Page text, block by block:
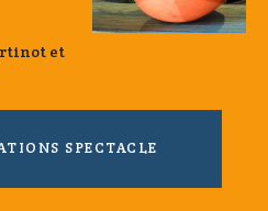
et
SPECTACLE